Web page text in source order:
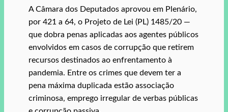
A Câmara dos Deputados aprovou em Plenário,
por 421 a 64, o Projeto de Lei (PL) 1485/20 —
que dobra penas aplicadas aos agentes públicos
envolvidos em casos de corrupção que retirem
recursos destinados ao enfrentamento à
pandemia. Entre os crimes que devem ter a
pena máxima duplicada estão associação
criminosa, emprego irregular de verbas públicas